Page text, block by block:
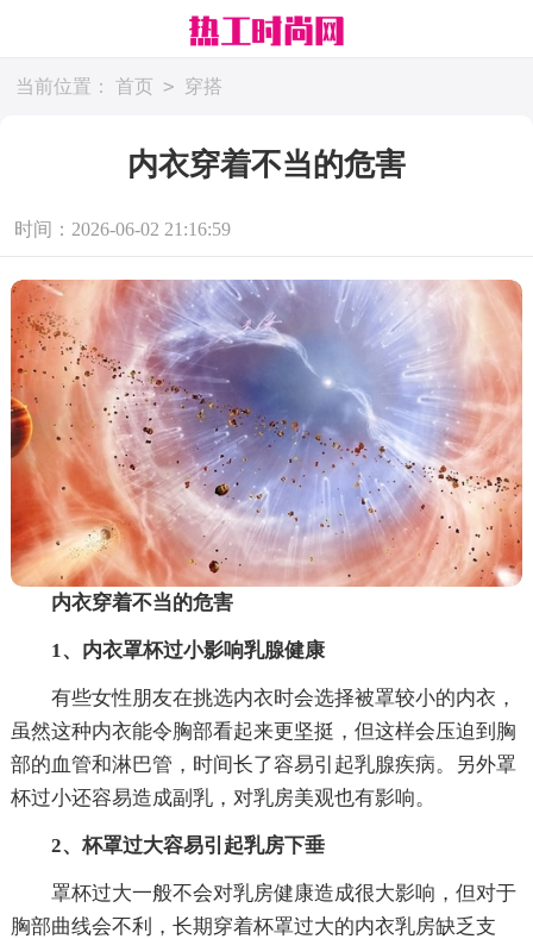
当前位置： 首页 > 穿搭
内衣穿着不当的危害
时间：2026-06-02 21:16:59
内衣穿着不当的危害
1、内衣罩杯过小影响乳腺健康
有些女性朋友在挑选内衣时会选择被罩较小的内衣，
虽然这种内衣能令胸部看起来更坚挺，但这样会压迫到胸
部的血管和淋巴管，时间长了容易引起乳腺疾病。另外罩
杯过小还容易造成副乳，对乳房美观也有影响。
2、杯罩过大容易引起乳房下垂
罩杯过大一般不会对乳房健康造成很大影响，但对于
胸部曲线会不利，长期穿着杯罩过大的内衣乳房缺乏支